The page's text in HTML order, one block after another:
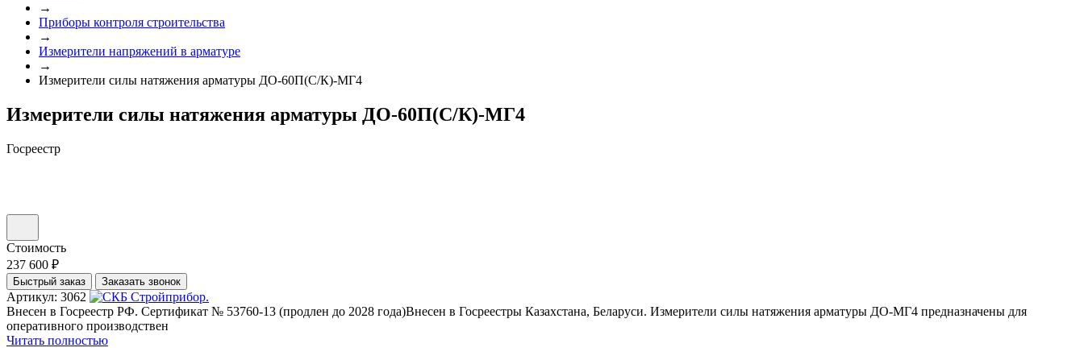
→
Приборы контроля строительства
→
Измерители напряжений в арматуре
→
Измерители силы натяжения арматуры ДО-60П(С/К)-МГ4
Измерители силы натяжения арматуры ДО-60П(С/К)-МГ4
Госреестр
Стоимость
237 600 ₽
Быстрый заказ Заказать звонок
Артикул: 3062
Внесен в Госреестр РФ. Сертификат № 53760-13 (продлен до 2028 года)Внесен в Госреестры Казахстана, Беларуси. Измерители силы натяжения арматуры ДО-МГ4 предназначены для
оперативного производствен
Читать полностью